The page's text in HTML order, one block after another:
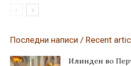
Последни написи / Recent
Илинден во